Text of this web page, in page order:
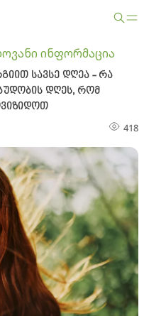
ინფორმაცია
სავსე დღეა - რა
დღეს, რომ
418